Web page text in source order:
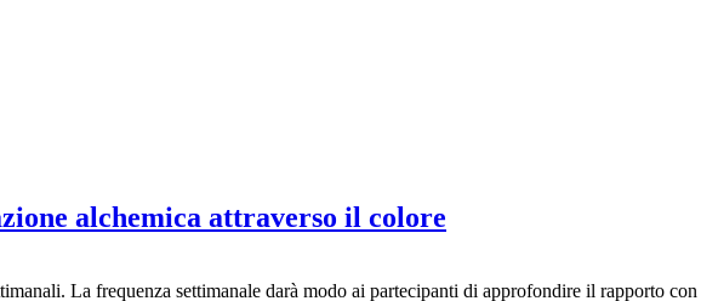
alchemica attraverso il colore
La frequenza settimanale darà modo ai partecipanti di approfondire il rapporto